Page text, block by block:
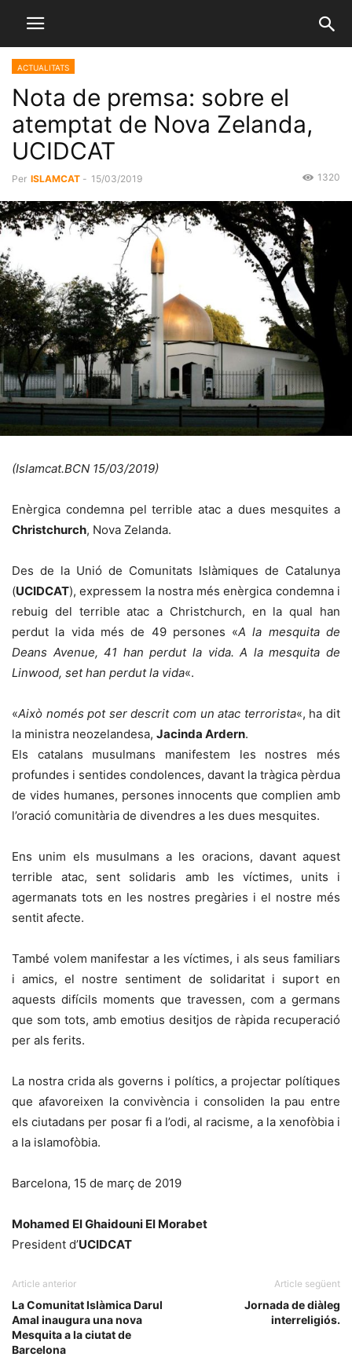
ACTUALITATS
Nota de premsa: sobre el
atemptat de Nova Zelanda,
UCIDCAT
Per ISLAMCAT - 15/03/2019 1320
(Islamcat.BCN 15/03/2019)
Enèrgica condemna pel terrible atac a dues mesquites a
Christchurch, Nova Zelanda.
Des de la Unió de Comunitats Islàmiques de Catalunya
(UCIDCAT), expressem la nostra més enèrgica condemna i
rebuig del terrible atac a Christchurch, en la qual han
perdut la vida més de 49 persones «A la mesquita de
Deans Avenue, 41 han perdut la vida. A la mesquita de
Linwood, set han perdut la vida«.
«Això només pot ser descrit com un atac terrorista«, ha dit
la ministra neozelandesa, Jacinda Ardern.
Els catalans musulmans manifestem les nostres més
profundes i sentides condolences, davant la tràgica pèrdua
de vides humanes, persones innocents que complien amb
l’oració comunitària de divendres a les dues mesquites.
Ens unim els musulmans a les oracions, davant aquest
terrible atac, sent solidaris amb les víctimes, units i
agermanats tots en les nostres pregàries i el nostre més
sentit afecte.
També volem manifestar a les víctimes, i als seus familiars
i amics, el nostre sentiment de solidaritat i suport en
aquests difícils moments que travessen, com a germans
que som tots, amb emotius desitjos de ràpida recuperació
per als ferits.
La nostra crida als governs i polítics, a projectar polítiques
que afavoreixen la convivència i consoliden la pau entre
els ciutadans per posar fi a l’odi, al racisme, a la xenofòbia i
a la islamofòbia.
Barcelona, 15 de març de 2019
Mohamed El Ghaidouni El Morabet
President d’UCIDCAT
Article anterior
La Comunitat Islàmica Darul
Amal inaugura una nova
Mesquita a la ciutat de
Barcelona
Article següent
Jornada de diàleg
interreligiós.